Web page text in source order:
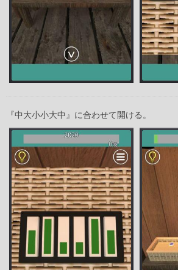
『中大小小大中』に合わせて開ける。